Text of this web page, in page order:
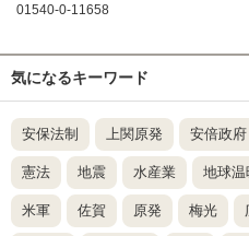
01540-0-11658
気になるキーワード
安保法制 上関原発 安倍政府
憲法 地震 水産業 地球温
米軍 佐賀 原発 梅光